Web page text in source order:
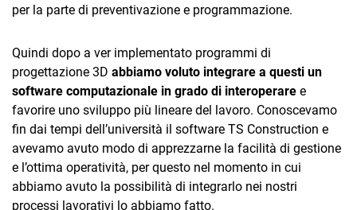
per la parte di preventivazione e programmazione.
Quindi dopo a ver implementato programmi di
progettazione 3D abbiamo voluto integrare a questi un
software computazionale in grado di interoperare e
favorire uno sviluppo più lineare del lavoro. Conoscevamo
fin dai tempi dell’università il software TS Construction e
avevamo avuto modo di apprezzarne la facilità di gestione
e l’ottima operatività, per questo nel momento in cui
abbiamo avuto la possibilità di integrarlo nei nostri
processi lavorativi lo abbiamo fatto.